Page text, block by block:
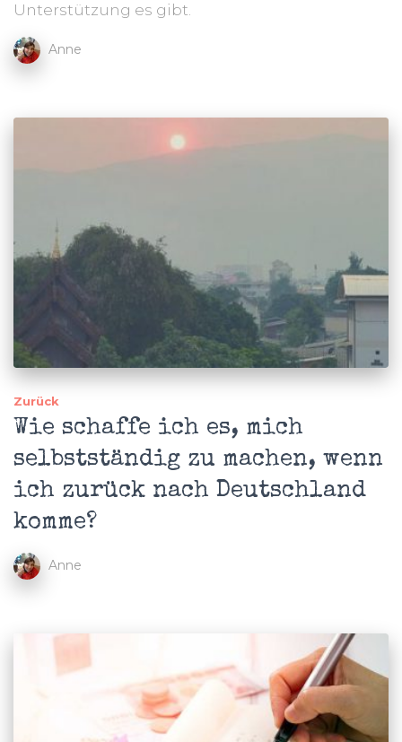
Unterstützung es gibt.
Anne
Zurück
Wie schaffe ich es, mich
selbstständig zu machen, wenn
ich zurück nach Deutschland
komme?
Anne